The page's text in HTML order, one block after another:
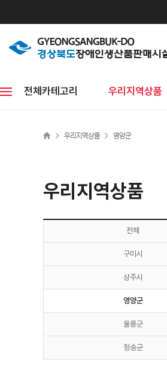
전체카테고리 우리지역상품
> 우리지역상품 > 영양군
우리지역상품
전체
구미시
상주시
영양군
울릉군
청송군